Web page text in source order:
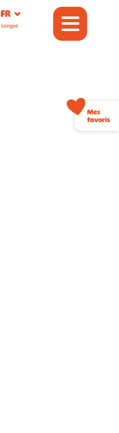
FR
Langue
Mes
favoris